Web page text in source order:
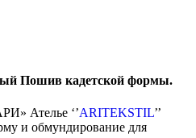
Пошив кадетской формы.
Ателье ‘’ARITEKSTIL’’
и обмундирование для